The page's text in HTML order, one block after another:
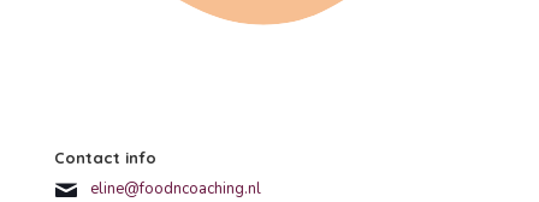
Contact info
eline@foodncoaching.nl